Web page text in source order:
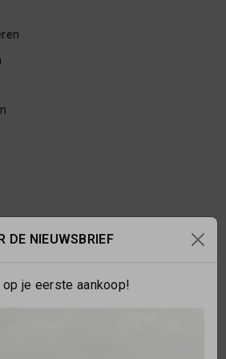
DE NIEUWSBRIEF
je eerste aankoop!